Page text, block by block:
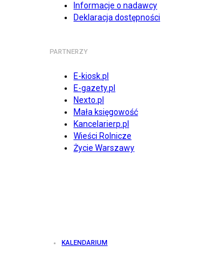
Informacje o nadawcy
Deklaracja dostępności
PARTNERZY
E-kiosk.pl
E-gazety.pl
Nexto.pl
Mała księgowość
Kancelarierp.pl
Wieści Rolnicze
Życie Warszawy
KALENDARIUM